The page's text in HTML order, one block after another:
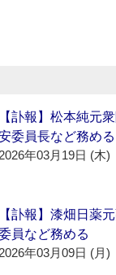
【訃報】松本純元
委員長など務める
2026年03月19日 (木)
【訃報】漆畑日薬
員など務める
2026年03月09日 (月)